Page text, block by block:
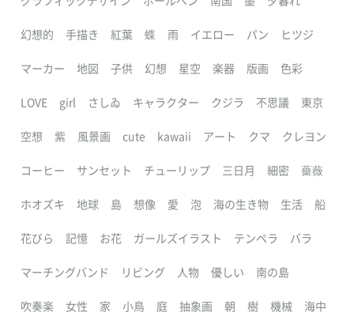
幻想的 手描き 紅葉 蝶 雨 イエロー パン ヒツジ
マーカー 地図 子供 幻想 星空 楽器 版画 色彩
LOVE girl さしゐ キャラクター クジラ 不思議 東京
空想 紫 風景画 cute kawaii アート クマ クレヨン
コーヒー サンセット チューリップ 三日月 細密 薔薇
ホオズキ 地球 島 想像 愛 泡 海の生き物 生活 船
花びら 記憶 お花 ガールズイラスト テンペラ バラ
マーチングバンド リビング 人物 優しい 南の島
吹奏楽 女性 家 小鳥 庭 抽象画 朝 樹 機械 海中